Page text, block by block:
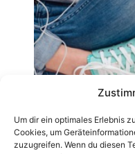
Um dir ein optimales Erlebnis
Cookies, um
zuzugreifen. Wenn du diesen